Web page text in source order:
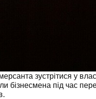
зустрітися у
бізнесмена під час